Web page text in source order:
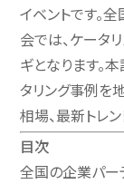
イベントです。
会では、ケータ
ギとなります。
タリング事例を
相場、最新トレ
目次
全国の企業パー